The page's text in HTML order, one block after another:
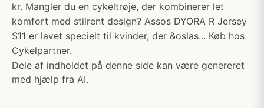
kr. Mangler du en cykeltrøje, der kombinerer let
komfort med stilrent design? Assos DYORA R Jersey
S11 er lavet specielt til kvinder, der &oslas... Køb hos
Cykelpartner.
Dele af indholdet på denne side kan være genereret
med hjælp fra AI.